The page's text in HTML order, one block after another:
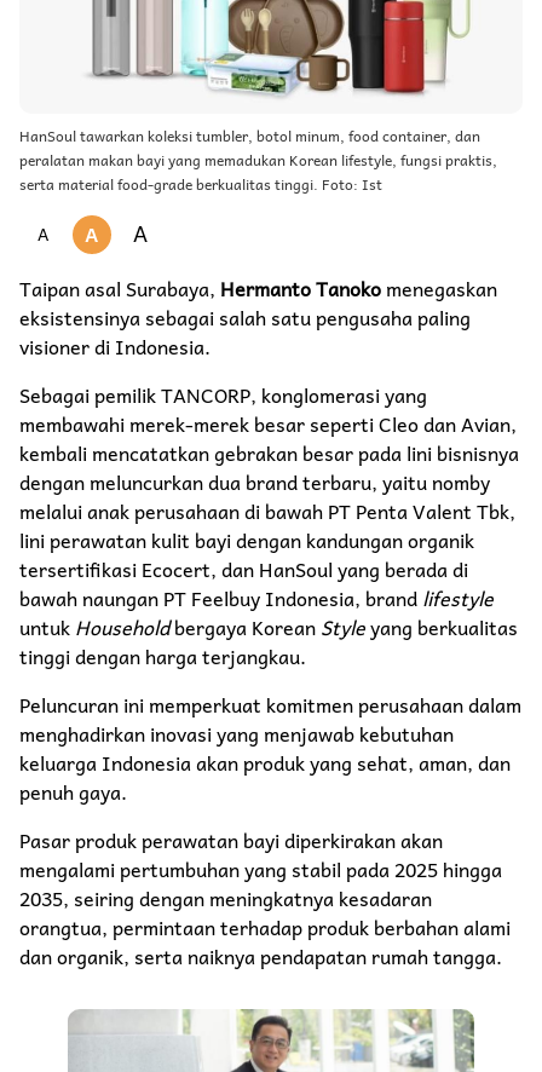
HanSoul tawarkan koleksi tumbler, botol minum, food container, dan
peralatan makan bayi yang memadukan Korean lifestyle, fungsi praktis,
serta material food-grade berkualitas tinggi. Foto: Ist
A A A
Taipan asal Surabaya, Hermanto Tanokomenegaskan
eksistensinya sebagai salah satu pengusaha paling
visioner di Indonesia.
Sebagai pemilik TANCORP, konglomerasi yang
membawahi merek-merek besar seperti Cleo dan Avian,
kembali mencatatkan gebrakan besar pada lini bisnisnya
dengan meluncurkan dua brand terbaru, yaitu nomby
melalui anak perusahaan di bawah PT Penta Valent Tbk,
lini perawatan kulit bayi dengan kandungan organik
tersertifikasi Ecocert, dan HanSoul yang berada di
bawah naungan PT Feelbuy Indonesia, brandlifestyle
untukHouseholdbergaya KoreanStyleyang berkualitas
tinggi dengan harga terjangkau.
Peluncuran ini memperkuat komitmen perusahaan dalam
menghadirkan inovasi yang menjawab kebutuhan
keluarga Indonesia akan produk yang sehat, aman, dan
penuh gaya.
Pasar produk perawatan bayi diperkirakan akan
mengalami pertumbuhan yang stabil pada 2025 hingga
2035, seiring dengan meningkatnya kesadaran
orangtua, permintaan terhadap produk berbahan alami
dan organik, serta naiknya pendapatan rumah tangga.